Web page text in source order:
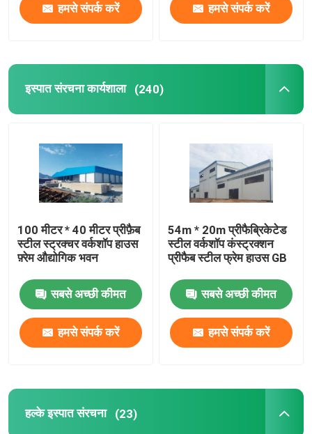
वेनलो ग्लास ग्रीनहाउस
फिल्म से ढका ग्रीनहाउस
फिल्म से ढका ग्रीनहाउस
हमसे संपर्क करें हमसे संपर्क करें
इस्पात संरचना कार्यशाला (240)
100 मीटर * 40 मीटर प्रीफ़ैब
स्टील स्ट्रक्चर वर्कशॉप हाउस
फ़्रेम औद्योगिक भवन
सबसे अच्छी कीमत
हमसे संपर्क करें
54m * 20m प्रीफैब्रिकेटेड
स्टील वर्कशॉप कंस्ट्रक्शन
प्रीफैब स्टील फ्रेम हाउस GB
सबसे अच्छी कीमत
हमसे संपर्क करें
हल्के इस्पात संरचना (23)